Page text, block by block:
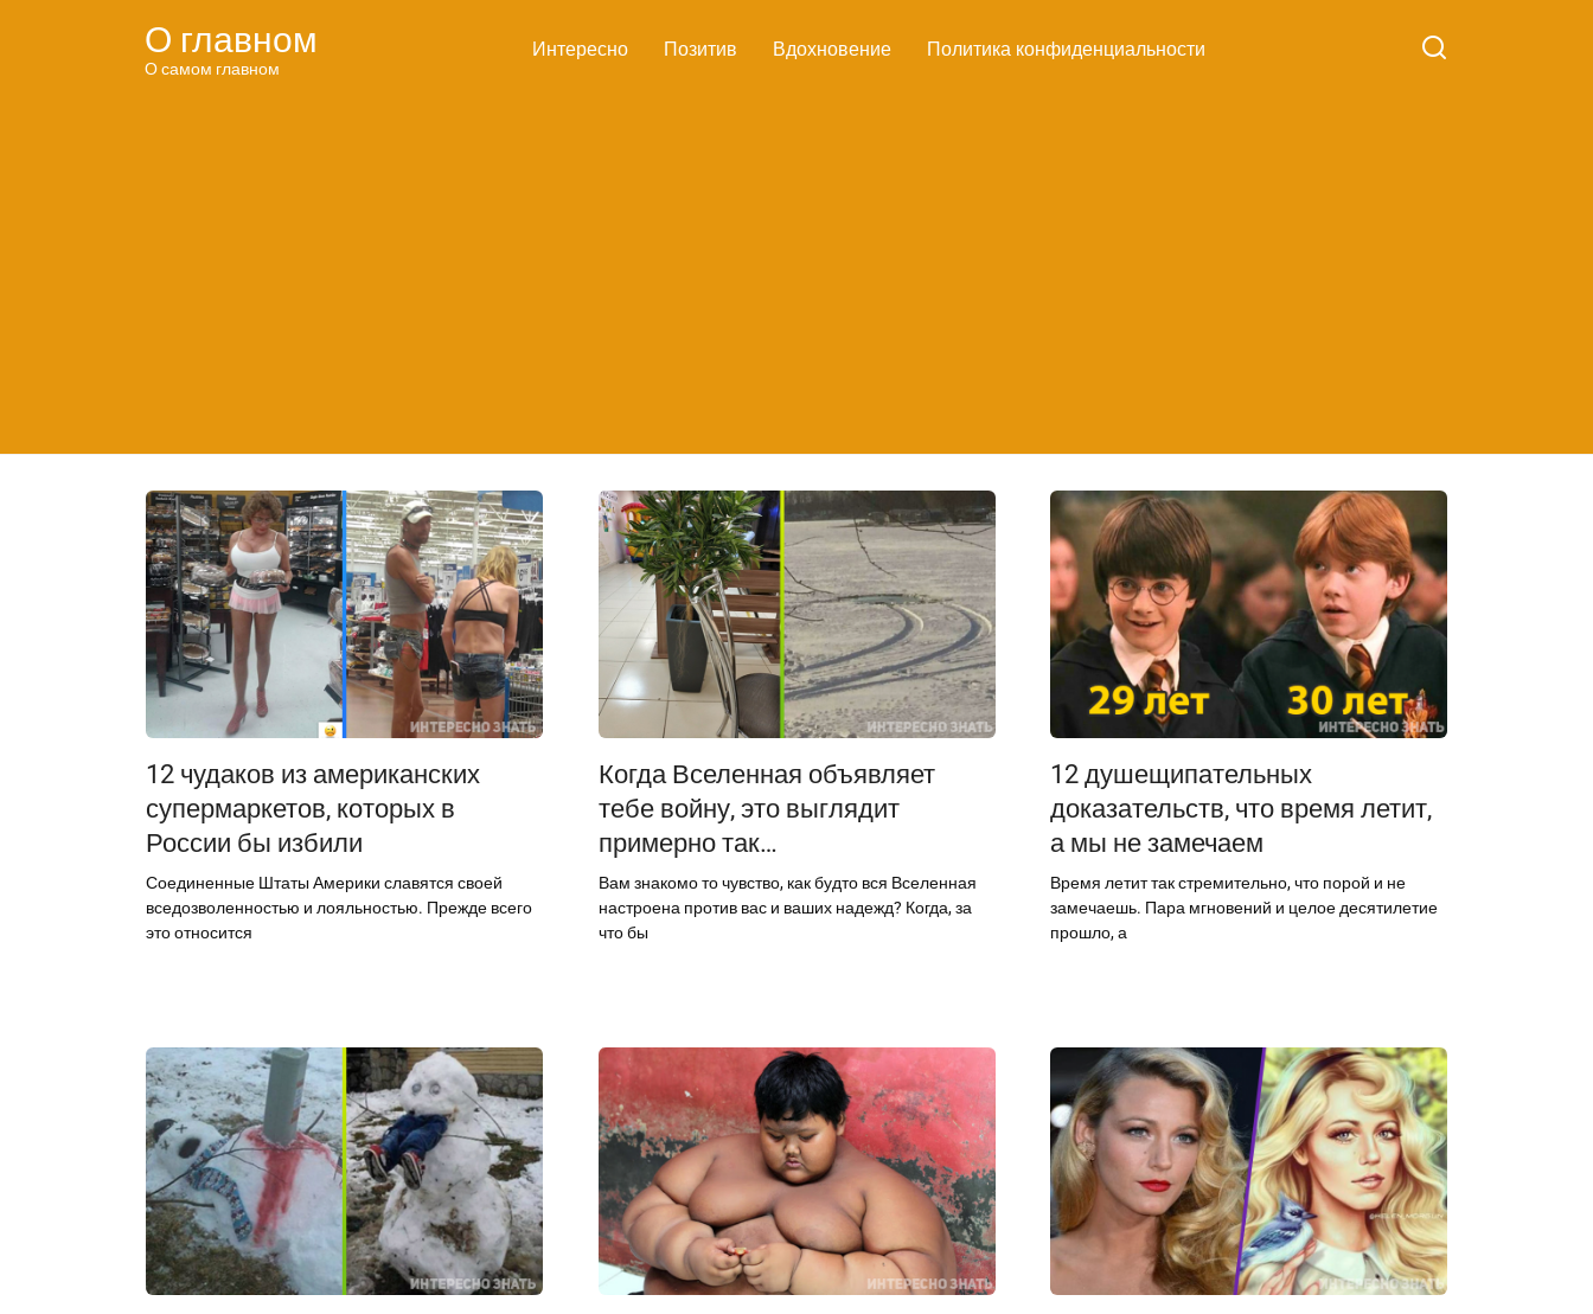
О главном
О самом главном
Интересно Позитив Вдохновение Политика конфиденциальности
12 чудаков из американских
супермаркетов, которых в
России бы избили
Соединенные Штаты Америки славятся своей
вседозволенностью и лояльностью. Прежде всего
это относится
Когда Вселенная объявляет
тебе войну, это выглядит
примерно так…
Вам знакомо то чувство, как будто вся Вселенная
настроена против вас и ваших надежд? Когда, за
что бы
12 душещипательных
доказательств, что время летит,
а мы не замечаем
Время летит так стремительно, что порой и не
замечаешь. Пара мгновений и целое десятилетие
прошло, а